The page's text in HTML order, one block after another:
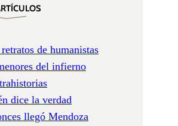
de humanistas
del infierno
dice la verdad
llegó Mendoza